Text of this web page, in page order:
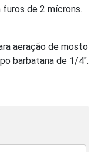
furos de 2 mícrons.
aeração de mosto
barbatana de 1/4″.